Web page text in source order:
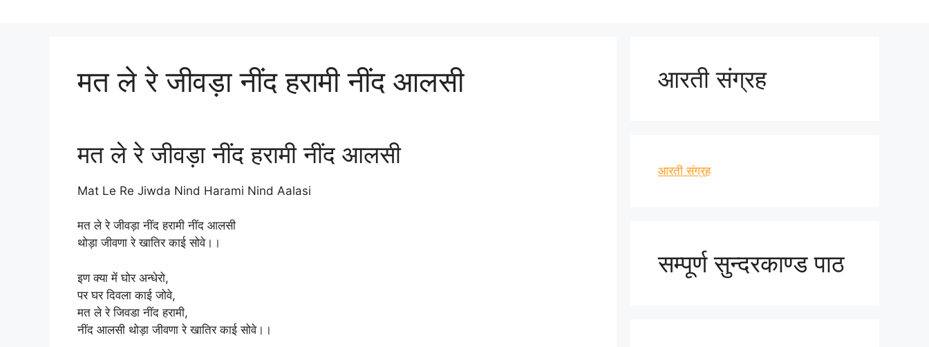
मत ले रे जीवड़ा नींद हरामी नींद आलसी
मत ले रे जीवड़ा नींद हरामी नींद आलसी
Mat Le Re Jiwda Nind Harami Nind Aalasi
मत ले रे जीवड़ा नींद हरामी नींद आलसी
थोड़ा जीवणा रे खातिर काई सोवे।।
इण क्या में घोर अन्धेरो,
पर घर दिवला काई जोवे,
मत ले रे जिवडा नींद हरामी,
नींद आलसी थोड़ा जीवणा रे खातिर काई सोवे।।
आरती संग्रह
आरती संग्रह
सम्पूर्ण सुन्दरकाण्ड पाठ